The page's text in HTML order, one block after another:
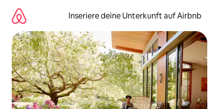
Inhalten
springen
Inseriere deine Unterkunft auf Airbnb